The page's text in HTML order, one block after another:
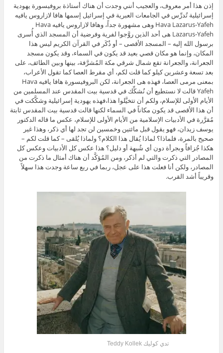
إذن هذا أمر معروف، والعجيب أنني وجدت أن هناك أستاذة بروفيسورة يهودية
إسرائيلية تُدرِّس في الجامعات العبرية في إسرائيل إسمها هافا لازاروس يافيه
Hava Lazarus-Yafeh وهى مشهورة جداً، وهافا لازاروس يافيه Hava
Lazarus-Yafeh هى أحد الذين روَّجوا لفرية وفرضية أن المسجد الذي أُسرى
برسول الله إليه – المسجد الأقصى – أو ذُكَر في القرآن الكريم ليس هذا
المكان، وإنما هو مكان قصي بعيد قد يكون في السماء، وقد يكون مسجد
الجعرانة، والجعرانة تقع شمال شرقي مكة المُشرَّفة، بينها وبين الطائف، على
بعد تسعة وعشرين كيلو كما قلت لكم، أي مقرط العصا كما تقول الأعراب،
بمعنى مرمى العصا، فهذه هى الجعرانة، لكن البروفيسورة هافا يافيه Hava
Yafeh قالت لا نستطيع أن نُشكِّك في قدسية بيت المقدس عند المسلمين من
الأيام الأولى للإسلام، ولكم أن تتخيَّلوا هذا،فهذه يهودية إسرائيلية وشكَّكت في
أن هذا الأقصى قد يكون مكاناً في السماء لكنها قالت قدسية بيت المقدس ثابتة
مُقرَّرة في الأدبيات الإسلامية من الأيام الأولى للإسلام، عكس ما قاله الدكتور
يوسف زيدان، فهو يقول قبل مائتين وخمسين لن تجد لها أي ذكر، وهذا غير
صحيح بالمرة، فلماذا؟ لماذا يُقال هذا الكلام؟ ولماذا يُلقى – كما قلت لكم –
هكذا جُزافاً وبجرأة دون أي شُبهة أو دليل؟ هذا عكس كل الأدبيات وعكس كل
المصادر التي ذكرت والتي لم أذكر، ومن المُؤكَّد أن هناك أمثال ما ذكرت من
المصادر، ولكن أنا فعلت هذا على عجل، ربما في ربع ساعة وجدت هذا سهلاً
وقريباً أشد القرب.
تدي كوليك Teddy Kollek